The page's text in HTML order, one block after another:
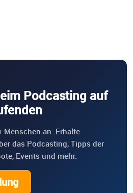
Podcasting auf
Menschen an. Erhalte
das Podcasting, Tipps der
Events und mehr.